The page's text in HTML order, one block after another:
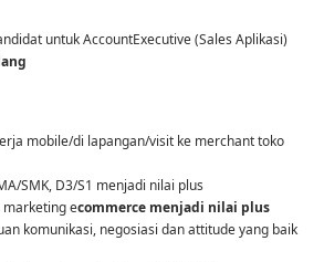
untuk AccountExecutive (Sales Aplikasi)
mobile/di lapangan/visit ke merchant toko
SMK, D3/S1 menjadi nilai plus
marketing ecommerce menjadi nilai plus
komunikasi, negosiasi dan attitude yang baik